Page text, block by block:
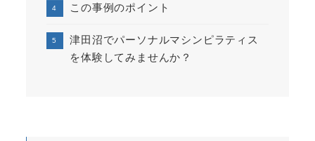
この事例のポイント
津田沼でパーソナルマシンピラティス
を体験してみませんか？